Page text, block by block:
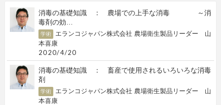
消毒の基礎知識 ： 農場での上手な消毒 ～消
毒剤の効…
学術
エランコジャパン株式会社 農場衛生製品リーダー 山
本喜康
2020/4/20
消毒の基礎知識 ： 畜産で使用されるいろいろな消毒
剤
学術
エランコジャパン株式会社 農場衛生製品リーダー 山
本喜康